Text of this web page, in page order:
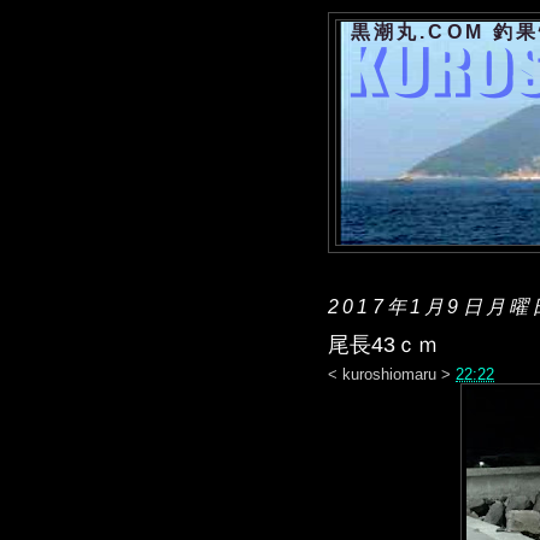
黒潮丸.COM 釣
2017年1月9日月曜
尾長43ｃｍ
< kuroshiomaru > 22:22